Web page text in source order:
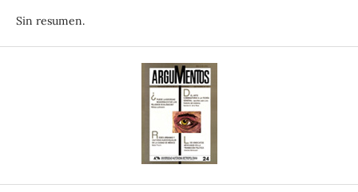
Sin resumen.